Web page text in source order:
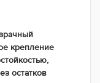
крепление
остатков